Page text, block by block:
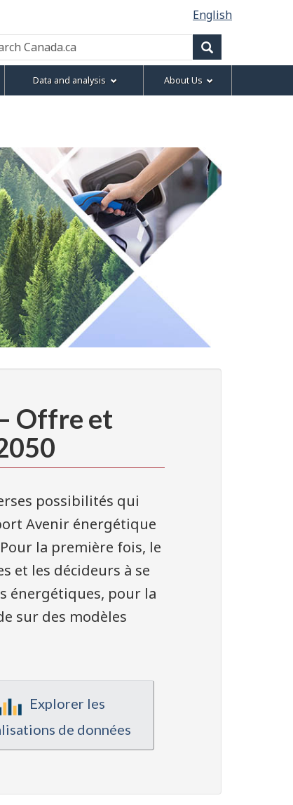
English
Search
Data and analysis About Us
Offre et
possibilités qui
Avenir énergétique
la première fois, le
et les décideurs à se
énergétiques, pour la
sur des modèles
Explorer les
de données